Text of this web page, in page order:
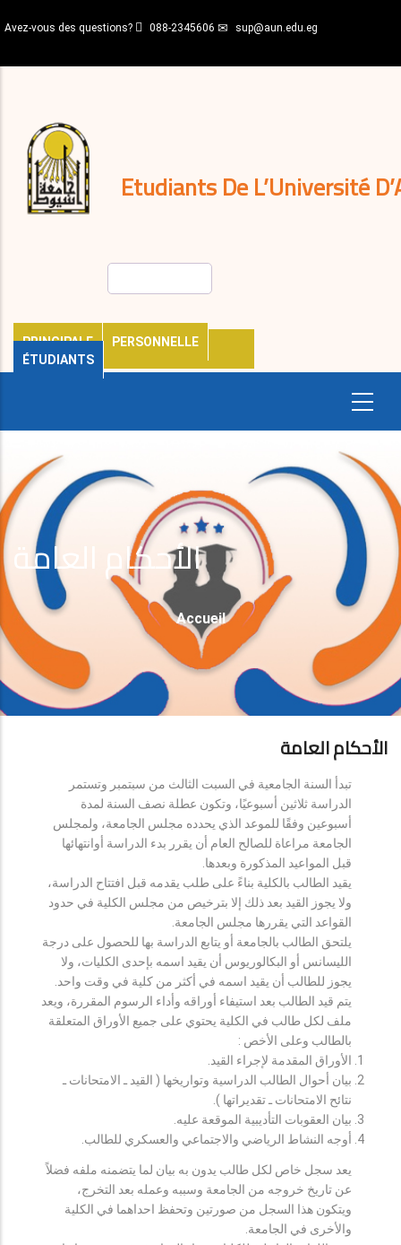
au
principal
Avez-vous des questions? 088-2345606 sup@aun.edu.eg
Etudiants De L’Université
PRINCIPALE
PERSONNELLE
ÉTUDIANTS
décisions
Expatriés
Journal
الأحكام العامة
Fil
D'Ariane
Accueil
الأحكام العامة
تبدأ السنة الجامعية في السبت الثالث من سبتمبر وتستمر
الدراسة ثلاثين أسبوعيًا، وتكون عطلة نصف السنة لمدة
أسبوعين وفقًا للموعد الذي يحدده مجلس الجامعة، ولمجلس
الجامعة مراعاة للصالح العام أن يقرر بدء الدراسة أوانتهائها
قبل المواعيد المذكورة وبعدها.
يقيد الطالب بالكلية بناءً على طلب يقدمه قبل افتتاح الدراسة،
ولا يجوز القيد بعد ذلك إلا بترخيص من مجلس الكلية في حدود
القواعد التي يقررها مجلس الجامعة.
يلتحق الطالب بالجامعة أو يتابع الدراسة بها للحصول على درجة
الليسانس أو البكالوريوس أن يقيد اسمه بإحدى الكليات، ولا
يجوز للطالب أن يقيد اسمه في أكثر من كلية في وقت واحد.
يتم قيد الطالب بعد استيفاء أوراقه وأداء الرسوم المقررة، ويعد
ملف لكل طالب في الكلية يحتوي على جميع الأوراق المتعلقة
بالطالب وعلى الأخص :
الأوراق المقدمة لإجراء القيد.
بيان أحوال الطالب الدراسية وتواريخها ( القيد ـ الامتحانات ـ
نتائح الامتحانات ـ تقديراتها ).
بيان العقوبات التأديبية الموقعة عليه.
أوجه النشاط الرياضي والاجتماعي والعسكري للطالب.
يعد سجل خاص لكل طالب يدون به بيان لما يتضمنه ملفه فضلاً
عن تاريخ خروجه من الجامعة وسببه وعمله بعد التخرج،
ويتكون هذا السجل من صورتين وتحفظ احداهما في الكلية
والأخرى في الجامعة.